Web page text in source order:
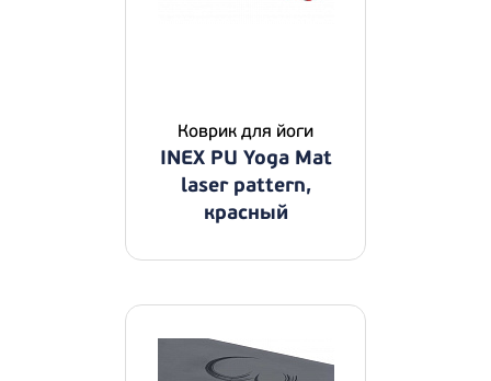
Коврик для йоги
INEX PU Yoga Mat
laser pattern,
красный